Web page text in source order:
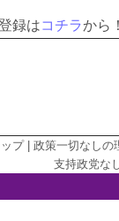
録はコチラから！
ップ| 政策一切なしの
支持政党な